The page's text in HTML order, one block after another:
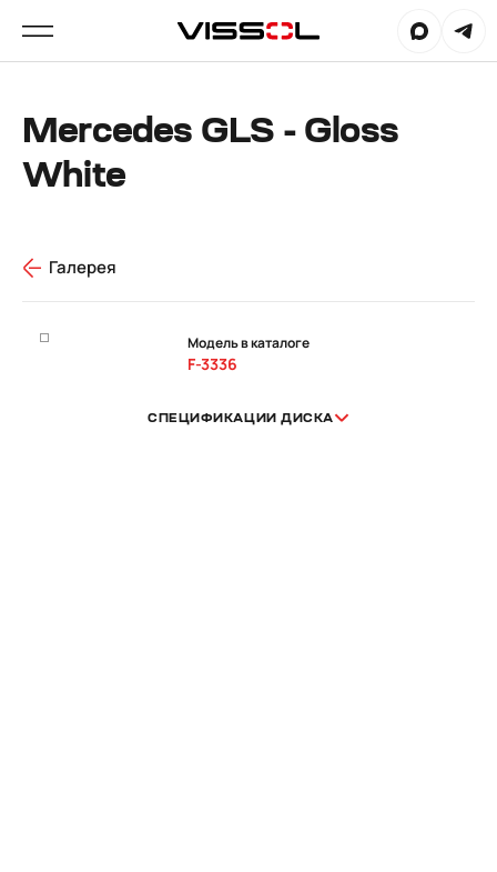
Mercedes GLS - Gloss
White
Галерея
Модель в каталоге
F-3336
СПЕЦИФИКАЦИИ ДИСКА